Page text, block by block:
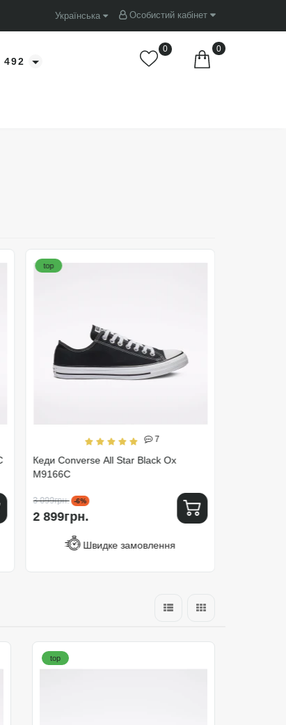
Особистий кабінет
Українська
492
0
0
top
7
Кеди Converse All Star Black Ox
M9166C
3 099грн. -6%
2 899грн.
Швидке замовлення
top